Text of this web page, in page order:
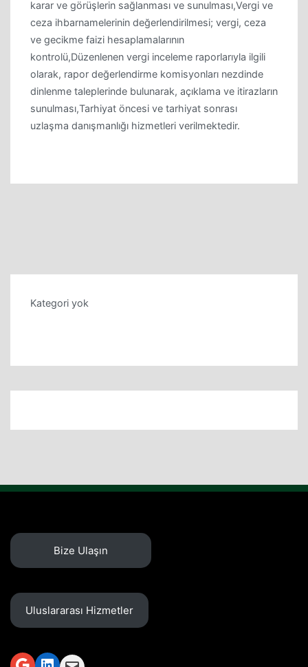
karar ve görüşlerin sağlanması ve sunulması,Vergi ve
ceza ihbarnamelerinin değerlendirilmesi; vergi, ceza
ve gecikme faizi hesaplamalarının
kontrolü,Düzenlenen vergi inceleme raporlarıyla ilgili
olarak, rapor değerlendirme komisyonları nezdinde
dinlenme taleplerinde bulunarak, açıklama ve itirazların
sunulması,Tarhiyat öncesi ve tarhiyat sonrası
uzlaşma danışmanlığı hizmetleri verilmektedir.
Kategori yok
Bize Ulaşın
Uluslararası Hizmetler